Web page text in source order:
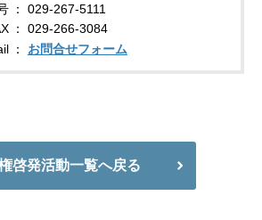
029-267-5111
029-266-3084
お問合せフォーム
啓発活動一覧へ戻る